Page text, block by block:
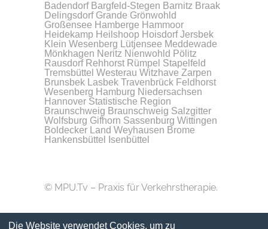
Die Website verwendet Cookies, um zu
Badendorf Bargfeld-Stegen Barnitz Braak
Delingsdorf Grande Grönwohld
Großensee Hamberge Hammoor
Heidekamp Heilshoop Hoisdorf Jersbek
Klein Wesenberg
Lütjensee Meddewade
Mönkhagen Neritz Nienwohld Pölitz
Rausdorf Rehhorst Rümpel Stapelfeld
Tremsbüttel Westerau Witzhave Zarpen
Brunsbek
Lasbek Travenbrück Feldhorst
Wesenberg Hamburg Niedersachsen
Hannover Statistische Region
Braunschweig Braunschweig Salzgitter
Wolfsburg Gifhorn Sassenburg Wittingen
Boldecker Land Weyhausen Brome
Hankensbüttel
Isenbüttel
© MPU.Tv – Praxis für Verkehrstherapie.